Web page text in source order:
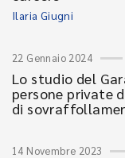
Ilaria Giugni
22 Gennaio 2024
Lo studio del
persone private
di
14 Novembre 2023